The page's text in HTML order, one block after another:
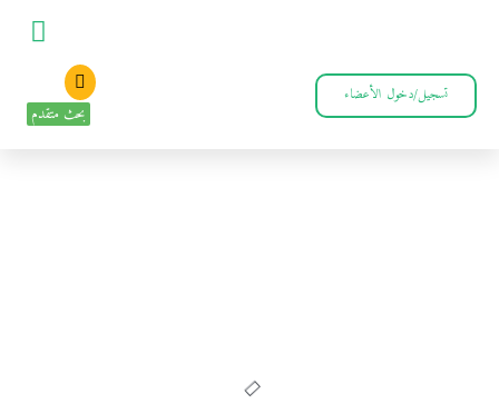
تسجيل/دخول الأعضاء
بحث متقدم